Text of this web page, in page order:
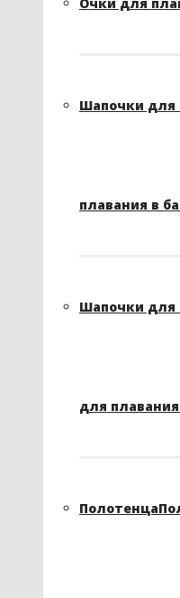
Шапочки для
плавания в
Шапочки для
для
Полотенца